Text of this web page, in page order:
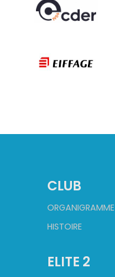
CLUB
ORGANIGRAMME
HISTOIRE
ELITE 2